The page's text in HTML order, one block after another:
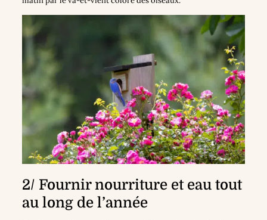
2/ Fournir nourriture et eau tout
au long de l’année